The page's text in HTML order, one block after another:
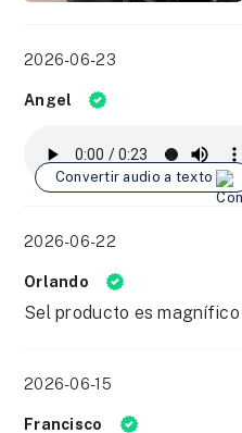
2026-06-23
Angel
Convertir audio a texto
2026-06-22
Orlando
Sel producto es
2026-06-15
Francisco